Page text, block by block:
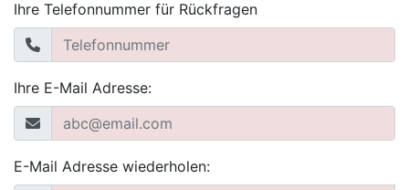
Ihre Telefonnummer für Rückfragen
Ihre E-Mail Adresse:
E-Mail Adresse wiederholen: